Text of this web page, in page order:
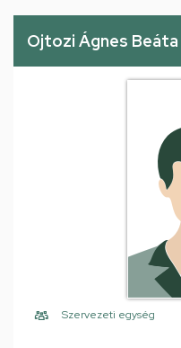
Ojtozi Ágnes Beáta
Szervezeti egység